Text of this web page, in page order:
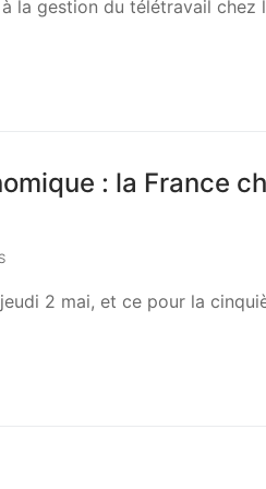
la gestion du télétravail chez
: la France
2 mai, et ce pour la